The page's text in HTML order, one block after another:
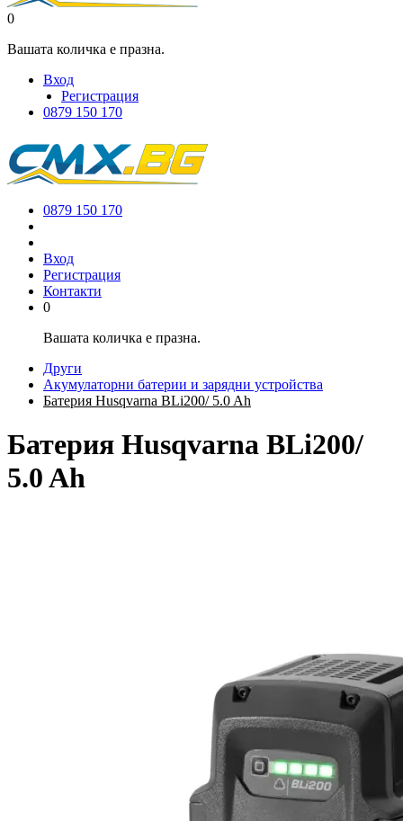
0
Вашата количка е празна.
Вход
Регистрация
0879 150 170
0879 150 170
Вход
Регистрация
Контакти
0
Вашата количка е празна.
Други
Акумулаторни батерии и зарядни устройства
Батерия Husqvarna BLi200/ 5.0 Ah
Батерия Husqvarna BLi200/
5.0 Ah